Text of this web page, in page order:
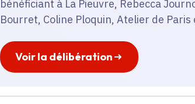
bénéficiant à La Pieuvre, Rebecca
Bourret, Coline Ploquin, Atelier de
Voir la délibération